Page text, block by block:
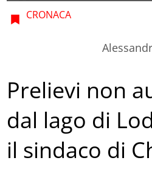
CRONACA
Prelievi non
dal lago di
il sindaco di